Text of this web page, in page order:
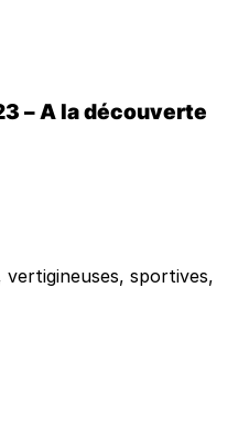
– A la découverte
vertigineuses, sportives,